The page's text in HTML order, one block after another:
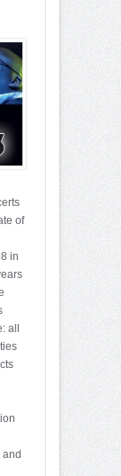
of
in
all